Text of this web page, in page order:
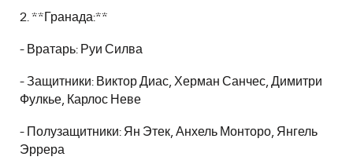
2. **Гранада:**
- Вратарь: Руи Силва
- Защитники: Виктор Диас, Херман Санчес, Димитри
Фулкье, Карлос Неве
- Полузащитники: Ян Этек, Анхель Монторо, Янгель
Эррера